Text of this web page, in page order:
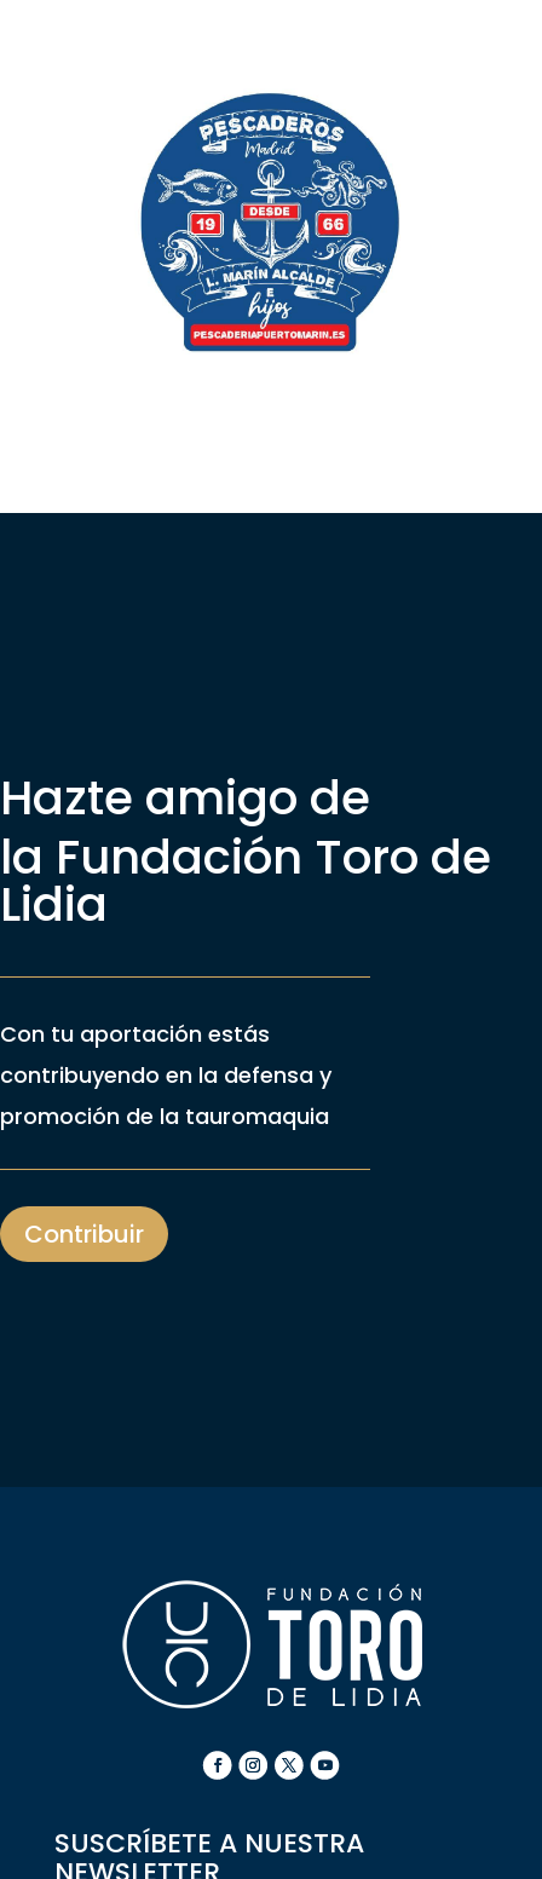
Hazte amigo de
la Fundación Toro de
Lidia
Con tu aportación estás
contribuyendo en la defensa y
promoción de la tauromaquia
Contribuir
SUSCRÍBETE A NUESTRA